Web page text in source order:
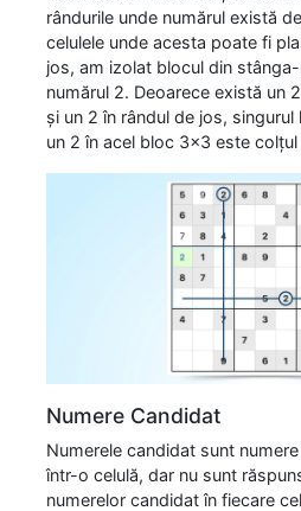
rândurile unde numărul există
celulele unde acesta poate fi
jos, am izolat blocul din
numărul 2. Deoarece există un
și un 2 în rândul de jos,
un 2 în acel bloc 3x3 este
Numere Candidat
Numerele candidat sunt
într-o celulă, dar nu sunt
numerelor candidat în fiecare